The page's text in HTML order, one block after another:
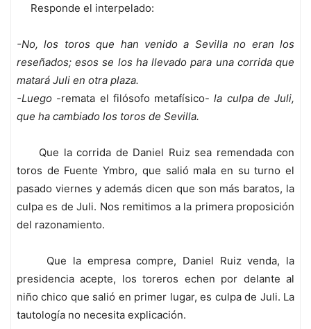
Responde el interpelado:
-No, los toros que han venido a Sevilla no eran los
reseñados; esos se los ha llevado para una corrida que
matará Juli en otra plaza.
-Luego -remata el filósofo metafísico- la culpa de Juli,
que ha cambiado los toros de Sevilla.
Que la corrida de Daniel Ruiz sea remendada con
toros de Fuente Ymbro, que salió mala en su turno el
pasado viernes y además dicen que son más baratos, la
culpa es de Juli. Nos remitimos a la primera proposición
del razonamiento.
Que la empresa compre, Daniel Ruiz venda, la
presidencia acepte, los toreros echen por delante al
niño chico que salió en primer lugar, es culpa de Juli. La
tautología no necesita explicación.